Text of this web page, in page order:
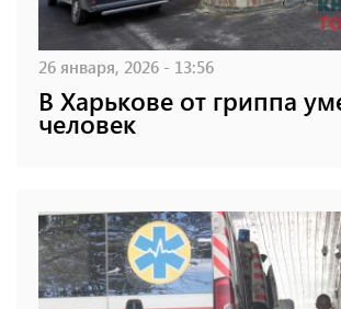
26 января, 2026 - 13:56
В Харькове от гриппа
человек